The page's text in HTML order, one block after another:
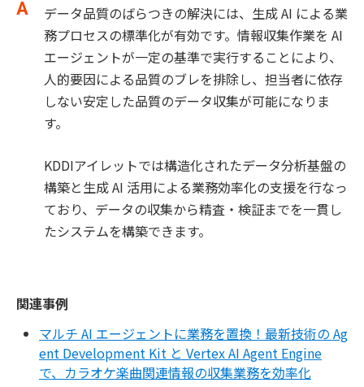
データ品質のばらつきの解決には、生成 AI による業
務プロセスの標準化が有効です。情報収集作業を AI
エージェントが一定の基準で実行することにより、
人的要因による品質のブレを排除し、担当者に依存
しない安定した品質のデータ収集が可能になりま
す。
KDDIアイレットでは構造化されたデータ分析基盤の
構築と生成 AI 活用による業務効率化の支援を行なっ
ており、データの収集から精査・検証までを一貫し
たシステムを構築できます。
関連事例
マルチ AI エージェントに業務を置換！最新技術の Ag
ent Development Kit と Vertex AI Agent Engine
で、カラオケ楽曲関連情報の収集業務を効率化
一